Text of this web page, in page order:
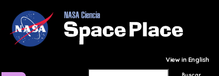
View in English